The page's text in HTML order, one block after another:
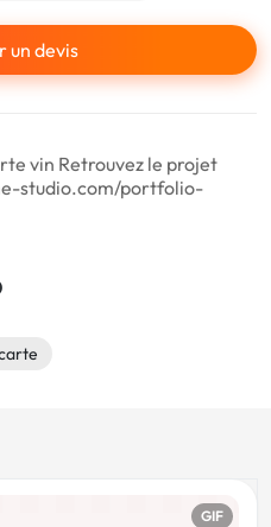
un devis
vin Retrouvez le projet
studio.com/portfolio-
GIF